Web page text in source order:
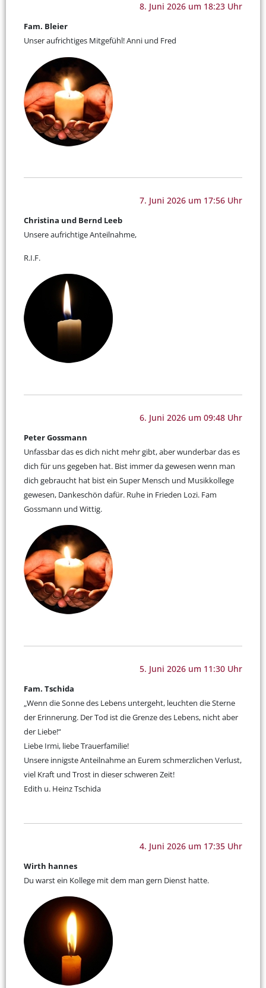
8. Juni 2026 um 18:23 Uhr
Fam. Bleier
Unser aufrichtiges Mitgefühl! Anni und Fred
7. Juni 2026 um 17:56 Uhr
Christina und Bernd Leeb
Unsere aufrichtige Anteilnahme,
R.I.F.
6. Juni 2026 um 09:48 Uhr
Peter Gossmann
Unfassbar das es dich nicht mehr gibt, aber wunderbar das es
dich für uns gegeben hat. Bist immer da gewesen wenn man
dich gebraucht hat bist ein Super Mensch und Musikkollege
gewesen, Dankeschön dafür. Ruhe in Frieden Lozi. Fam
Gossmann und Wittig.
5. Juni 2026 um 11:30 Uhr
Fam. Tschida
„Wenn die Sonne des Lebens untergeht, leuchten die Sterne
der Erinnerung. Der Tod ist die Grenze des Lebens, nicht aber
der Liebe!“
Liebe Irmi, liebe Trauerfamilie!
Unsere innigste Anteilnahme an Eurem schmerzlichen Verlust,
viel Kraft und Trost in dieser schweren Zeit!
Edith u. Heinz Tschida
4. Juni 2026 um 17:35 Uhr
Wirth hannes
Du warst ein Kollege mit dem man gern Dienst hatte.